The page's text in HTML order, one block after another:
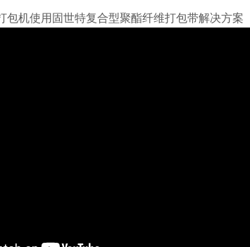
包机使用固世特复合型聚酯纤维打包带解决方案